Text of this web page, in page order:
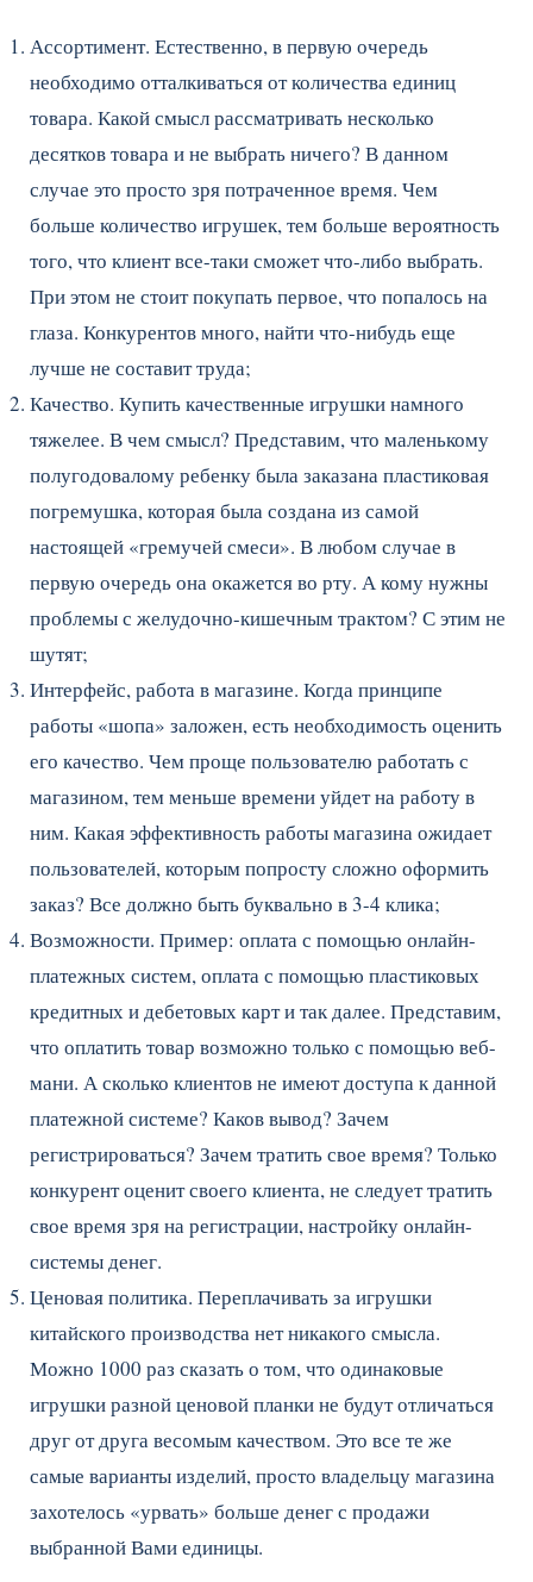
Ассортимент. Естественно, в первую очередь
необходимо отталкиваться от количества единиц
товара. Какой смысл рассматривать несколько
десятков товара и не выбрать ничего? В данном
случае это просто зря потраченное время. Чем
больше количество игрушек, тем больше вероятность
того, что клиент все-таки сможет что-либо выбрать.
При этом не стоит покупать первое, что попалось на
глаза. Конкурентов много, найти что-нибудь еще
лучше не составит труда;
Качество. Купить качественные игрушки намного
тяжелее. В чем смысл? Представим, что маленькому
полугодовалому ребенку была заказана пластиковая
погремушка, которая была создана из самой
настоящей «гремучей смеси». В любом случае в
первую очередь она окажется во рту. А кому нужны
проблемы с желудочно-кишечным трактом? С этим не
шутят;
Интерфейс, работа в магазине. Когда принципе
работы «шопа» заложен, есть необходимость оценить
его качество. Чем проще пользователю работать с
магазином, тем меньше времени уйдет на работу в
ним. Какая эффективность работы магазина ожидает
пользователей, которым попросту сложно оформить
заказ? Все должно быть буквально в 3-4 клика;
Возможности. Пример: оплата с помощью онлайн-
платежных систем, оплата с помощью пластиковых
кредитных и дебетовых карт и так далее. Представим,
что оплатить товар возможно только с помощью веб-
мани. А сколько клиентов не имеют доступа к данной
платежной системе? Каков вывод? Зачем
регистрироваться? Зачем тратить свое время? Только
конкурент оценит своего клиента, не следует тратить
свое время зря на регистрации, настройку онлайн-
системы денег.
Ценовая политика. Переплачивать за игрушки
китайского производства нет никакого смысла.
Можно 1000 раз сказать о том, что одинаковые
игрушки разной ценовой планки не будут отличаться
друг от друга весомым качеством. Это все те же
самые варианты изделий, просто владельцу магазина
захотелось «урвать» больше денег с продажи
выбранной Вами единицы.